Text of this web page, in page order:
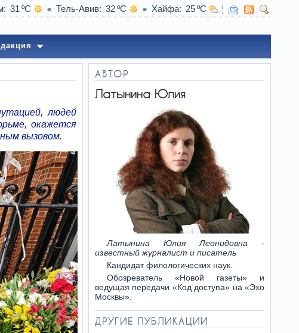
31 Тель-Авив 32 Хайфа
25
нумерология оценила шансы Нетаниягу
людей
окажется
вызовом.
АВТОР
Латынина Юлия
Латынина Юлия Леонидовна -
известный журналист и писатель
Кандидат филологических наук.
Обозреватель «Новой газеты» и
ведущая передачи «Код доступа» на «Эхо
Москвы».
ДРУГИЕ ПУБЛИКАЦИИ